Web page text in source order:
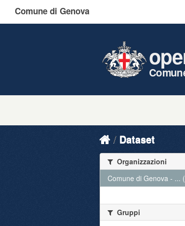
Comune di Genova
Dataset
Organizzazioni
Comune di Genova - ...
Gruppi